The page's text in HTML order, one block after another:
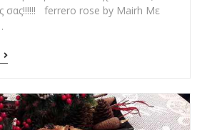
σας!!!!!! ferrero rose by Mairh Με
ferrero
Mairh